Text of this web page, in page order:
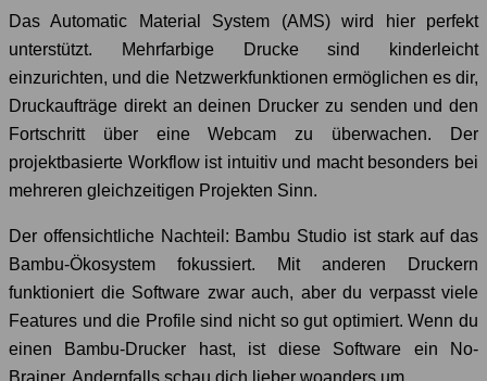
Das Automatic Material System (AMS) wird hier perfekt
unterstützt. Mehrfarbige Drucke sind kinderleicht
einzurichten, und die Netzwerkfunktionen ermöglichen es dir,
Druckaufträge direkt an deinen Drucker zu senden und den
Fortschritt über eine Webcam zu überwachen. Der
projektbasierte Workflow ist intuitiv und macht besonders bei
mehreren gleichzeitigen Projekten Sinn.
Der offensichtliche Nachteil: Bambu Studio ist stark auf das
Bambu-Ökosystem fokussiert. Mit anderen Druckern
funktioniert die Software zwar auch, aber du verpasst viele
Features und die Profile sind nicht so gut optimiert. Wenn du
einen Bambu-Drucker hast, ist diese Software ein No-
Brainer. Andernfalls schau dich lieber woanders um.